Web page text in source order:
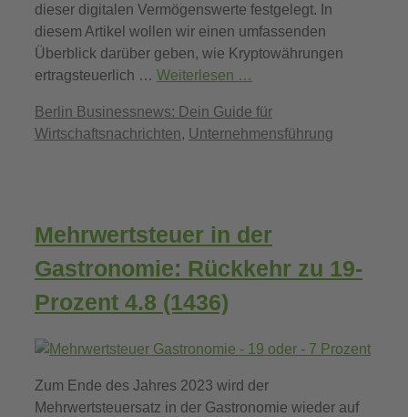
dieser digitalen Vermögenswerte festgelegt. In
diesem Artikel wollen wir einen umfassenden
Überblick darüber geben, wie Kryptowährungen
ertragsteuerlich … Weiterlesen …
Kategorien
Berlin Businessnews: Dein Guide für
Wirtschaftsnachrichten, Unternehmensführung
Mehrwertsteuer in der
Gastronomie: Rückkehr zu 19-
Prozent 4.8 (1436)
Zum Ende des Jahres 2023 wird der
Mehrwertsteuersatz in der Gastronomie wieder auf